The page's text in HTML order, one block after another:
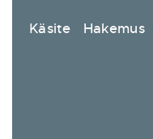
Käsite Hakemus